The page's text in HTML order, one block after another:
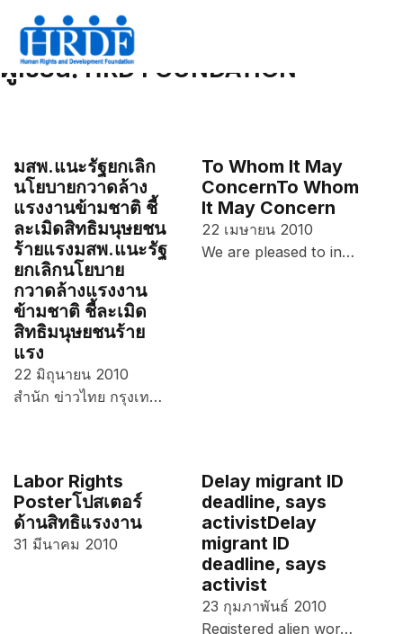
ผู้เขียน:HRD FOUNDATION
มสพ.แนะรัฐยกเลิก
นโยบายกวาดล้าง
แรงงานข้ามชาติ ชี้
ละเมิดสิทธิมนุษยชน
ร้ายแรงมสพ.แนะรัฐ
ยกเลิกนโยบาย
กวาดล้างแรงงาน
ข้ามชาติ ชี้ละเมิด
สิทธิมนุษยชนร้าย
แรง
22 มิถุนายน 2010
สำนัก ข่าวไทย กรุงเท…
To Whom It May
ConcernTo Whom
It May Concern
22 เมษายน 2010
We are pleased to in…
Labor Rights
Posterโปสเตอร์
ด้านสิทธิแรงงาน
31 มีนาคม 2010
Delay migrant ID
deadline, says
activistDelay
migrant ID
deadline, says
activist
23 กุมภาพันธ์ 2010
Registered alien wor…